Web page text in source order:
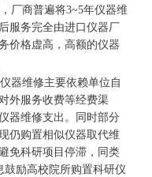
厂商普遍将3~5年仪器维
服务完全由进口仪器厂
价格虚高，高额的仪器
器维修主要依赖单位自
外服务收费等经费渠
器维修支出。同时部分
仍购置相似仪器取代维
免科研项目停滞，同类
鼓励高校院所购置科研仪